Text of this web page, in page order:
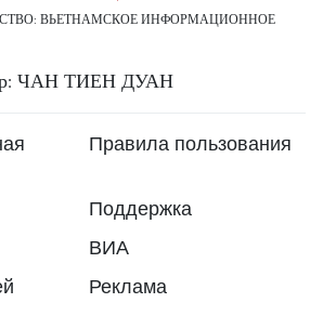
ВЬЕТНАМСКОЕ ИНФОРМАЦИОННОЕ
ЧАН ТИЕН ДУАН
Правила пользования
Поддержка
ВИА
Реклама